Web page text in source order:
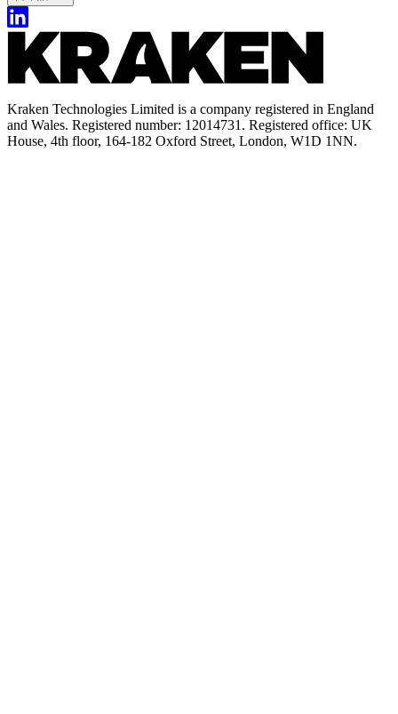
Kraken Technologies Limited is a company registered in England
and Wales. Registered number: 12014731. Registered office: UK
House, 4th floor, 164-182 Oxford Street, London, W1D 1NN.